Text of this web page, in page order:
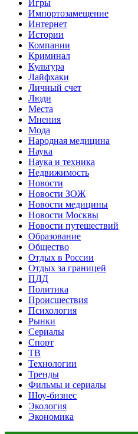
Игры
Импортозамещение
Интернет
Истории
Компании
Криминал
Культура
Лайфхаки
Личный счет
Люди
Места
Мнения
Мода
Народная медицина
Наука
Наука и техника
Недвижимость
Новости
Новости ЗОЖ
Новости медицины
Новости Москвы
Новости путешествий
Образование
Общество
Отдых в России
Отдых за границей
ПДД
Политика
Происшествия
Психология
Рынки
Сериалы
Спорт
ТВ
Технологии
Тренды
Фильмы и сериалы
Шоу-бизнес
Экология
Экономика